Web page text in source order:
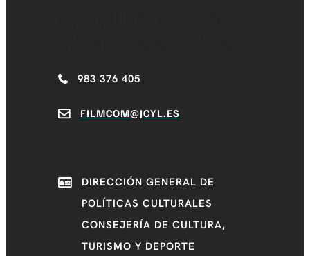
983 376 405
FILMCOM@JCYL.ES
DIRECCIÓN GENERAL DE
POLÍTICAS CULTURALES
CONSEJERÍA DE CULTURA,
TURISMO Y DEPORTE